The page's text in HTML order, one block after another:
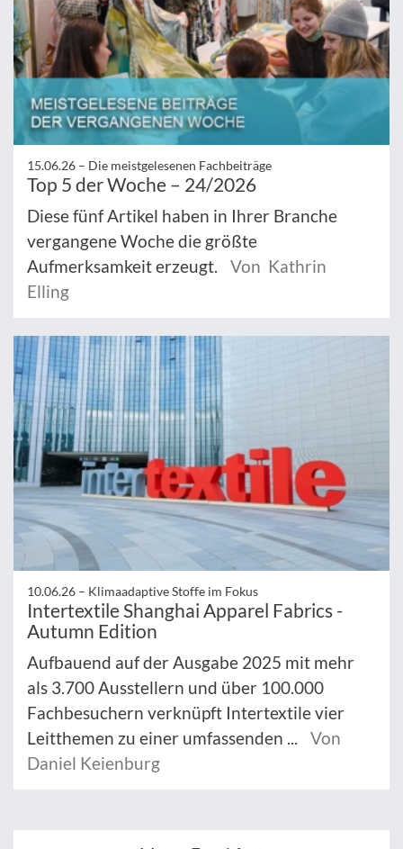
15.06.26 – Die meistgelesenen Fachbeiträge
Top 5 der Woche – 24/2026
Diese fünf Artikel haben in Ihrer Branche
vergangene Woche die größte
Aufmerksamkeit erzeugt.
Von Kathrin
Elling
10.06.26 – Klimaadaptive Stoffe im Fokus
Intertextile Shanghai Apparel Fabrics -
Autumn Edition
Aufbauend auf der Ausgabe 2025 mit mehr
als 3.700 Ausstellern und über 100.000
Fachbesuchern verknüpft Intertextile vier
Leitthemen zu einer umfassenden ...
Von
Daniel Keienburg